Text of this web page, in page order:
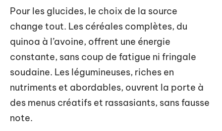
Pour les glucides, le choix de la source
change tout. Les céréales complètes, du
quinoa à l’avoine, offrent une énergie
constante, sans coup de fatigue ni fringale
soudaine. Les légumineuses, riches en
nutriments et abordables, ouvrent la porte à
des menus créatifs et rassasiants, sans fausse
note.